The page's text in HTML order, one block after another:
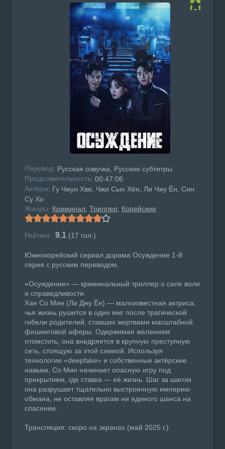
Перевод: Русская озвучка, Русские субтитры
Продолжительность: 00:47:06
Актёры: Гу Чжун Хве, Чжи Сын Хён, Ли Чжу Ён, Син
Су Хо
Жанры: Криминал Триллер Корейские
Рейтинг: 9.1 (17 гол.)
Южнокорейский сериал дорама Осуждение 1-8
серия с русским переводом.
«Осуждение» — криминальный триллер о силе воли
и справедливости.
Хан Со Мин (Ли Джу Ён) — малоизвестная актриса,
чья жизнь рушится в один миг после трагической
гибели родителей, ставших жертвами масштабной
фишинговой аферы. Одержимая желанием
отомстить, она внедряется в крупную преступную
сеть, стоящую за этой схемой. Используя
технологии «deepfake» и собственные актёрские
навыки, Со Мин начинает опасную игру под
прикрытием, где ставка — её жизнь. Шаг за шагом
она разрушает тщательно выстроенную империю
обмана, не оставляя врагам ни единого шанса на
спасение.
Трансляция: скоро на экранах (май 2025 г.).